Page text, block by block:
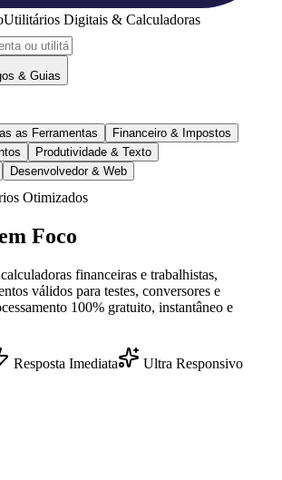
Utilitários Digitais & Calculadoras
& Guias
as Ferramentas
Financeiro & Impostos
Produtividade & Texto
Desenvolvedor & Web
Otimizados
Foco
financeiras e trabalhistas,
válidos para testes, conversores e
100% gratuito, instantâneo e
Resposta Imediata Ultra Responsivo